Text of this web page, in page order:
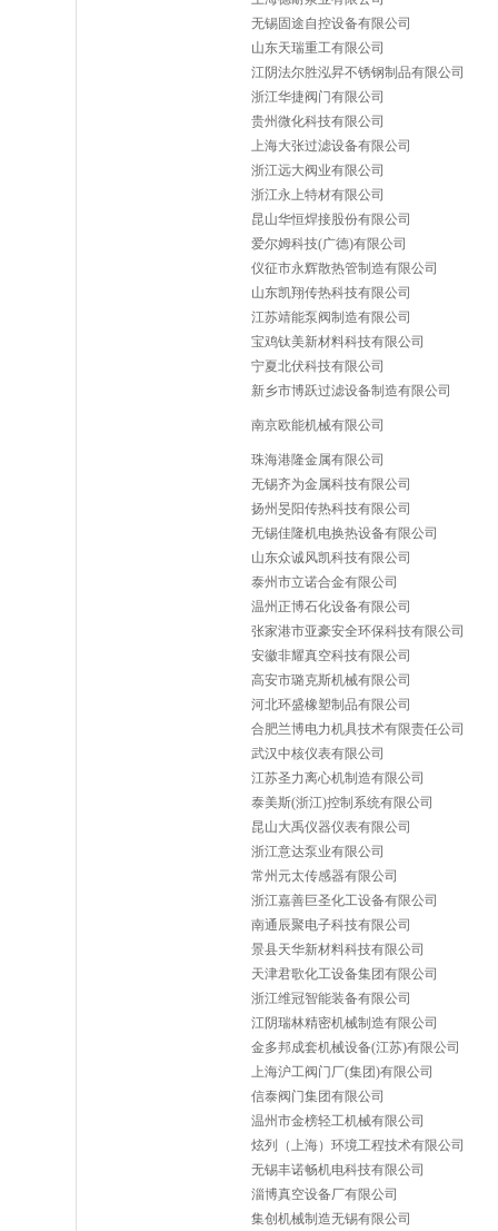
无锡固途自控设备有限公司
山东天瑞重工有限公司
江阴法尔胜泓昇不锈钢制品有限公司
浙江华捷阀门有限公司
贵州微化科技有限公司
上海大张过滤设备有限公司
浙江远大阀业有限公司
浙江永上特材有限公司
昆山华恒焊接股份有限公司
爱尔姆科技(广德)有限公司
仪征市永辉散热管制造有限公司
山东凯翔传热科技有限公司
江苏靖能泵阀制造有限公司
宝鸡钛美新材料科技有限公司
宁夏北伏科技有限公司
新乡市博跃过滤设备制造有限公司
南京欧能机械有限公司
珠海港隆金属有限公司
无锡齐为金属科技有限公司
扬州旻阳传热科技有限公司
无锡佳隆机电换热设备有限公司
山东众诚风凯科技有限公司
泰州市立诺合金有限公司
温州正博石化设备有限公司
张家港市亚豪安全环保科技有限公司
安徽非耀真空科技有限公司
高安市璐克斯机械有限公司
河北环盛橡塑制品有限公司
合肥兰博电力机具技术有限责任公司
武汉中核仪表有限公司
江苏圣力离心机制造有限公司
泰美斯(浙江)控制系统有限公司
昆山大禹仪器仪表有限公司
浙江意达泵业有限公司
常州元太传感器有限公司
浙江嘉善巨圣化工设备有限公司
南通辰聚电子科技有限公司
景县天华新材料科技有限公司
天津君歌化工设备集团有限公司
浙江维冠智能装备有限公司
江阴瑞林精密机械制造有限公司
金多邦成套机械设备(江苏)有限公司
上海沪工阀门厂(集团)有限公司
信泰阀门集团有限公司
温州市金榜轻工机械有限公司
炫列（上海）环境工程技术有限公司
无锡丰诺畅机电科技有限公司
淄博真空设备厂有限公司
集创机械制造无锡有限公司